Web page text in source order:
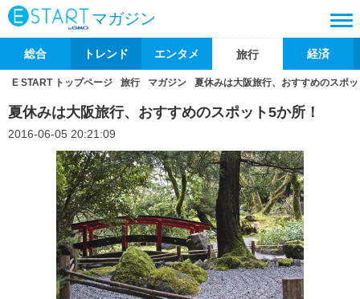
マガジン
総合 トレンド エンタメ 旅行 経済
E START トップページ 旅行 マガジン 夏休みは大阪旅行、おすすめのスポ
夏休みは大阪旅行、おすすめのスポット5か所！
2016-06-05 20:21:09